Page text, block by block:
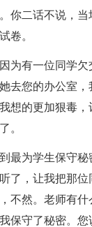
你二话不说，
卷。
有一位同学欠
去您的办公室
想的更加狠毒
。
为学生保守秘
了，让我把那
不然。老师有
保守了秘密。